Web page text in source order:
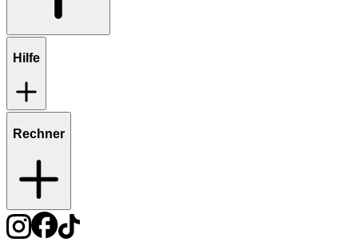
Hilfe
Rechner